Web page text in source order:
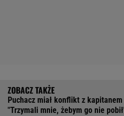
Puchacz miał konflikt z
"Trzymali mnie, żebym go nie